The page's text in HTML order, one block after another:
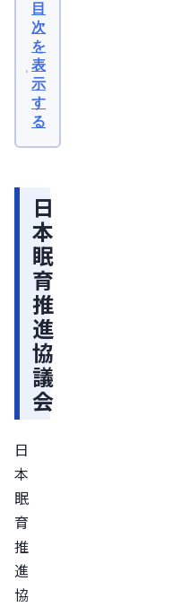
目
次
を
表
示
す
る
日
本
眠
育
推
進
協
議
会
日
本
眠
育
推
進
協